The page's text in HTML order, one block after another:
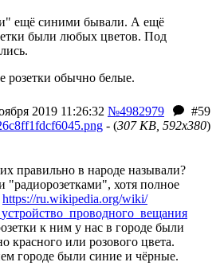
ещё синими бывали. А ещё
были любых цветов. Под
розетки обычно белые.
2019 11:26:32 №4982979
#59
- (307 KB, 592x380)
правильно в народе называли?
"радиорозетками", хотя полное
https://ru.wikipedia.org/wiki/
к ним у нас в городе были
красного или розового цвета.
городе были синие и чёрные.